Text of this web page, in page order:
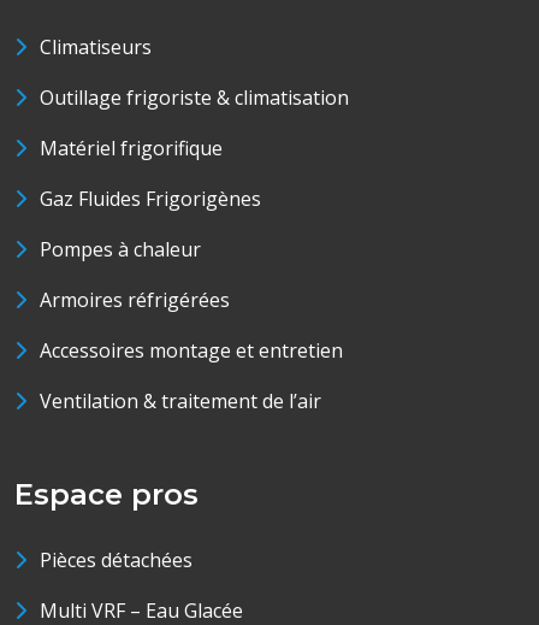
Climatiseurs
Outillage frigoriste & climatisation
Matériel frigorifique
Gaz Fluides Frigorigènes
Pompes à chaleur
Armoires réfrigérées
Accessoires montage et entretien
Ventilation & traitement de l’air
Espace pros
Pièces détachées
Multi VRF – Eau Glacée